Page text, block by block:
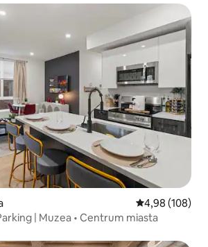
z kategorii Wybór gości
Średnia
4,98 (108)
| Muzea • Centrum miasta